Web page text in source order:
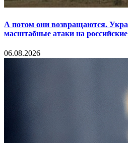
А потом они возвращаются.
масштабные атаки на
06.08.2026